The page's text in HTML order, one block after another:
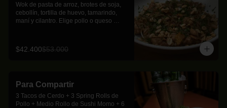
Wok de pasta de arroz, brotes de soja,
cebollín, tortilla de huevo, tamarindo,
maní y cilantro. Elige pollo o queso
$42.400$53.000
Para Compartir
3 Tacos de Cerdo + 3 Spring Rolls de
Pollo + Medio Rollo de Sushi Momo + 6